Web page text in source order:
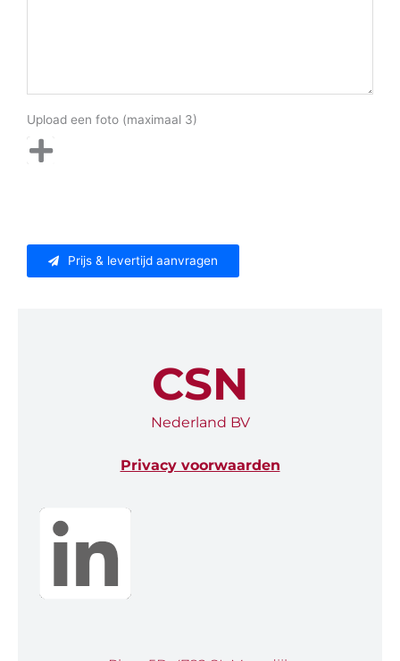
Upload een foto (maximaal 3)
Prijs & levertijd aanvragen
CSN
Nederland BV
Privacy voorwaarden